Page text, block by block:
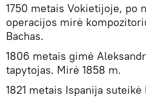
1750 metais Vokietijoje, po
operacijos mirė
Bachas.
1806 metais gimė
tapytojas. Mirė 1858 m.
1821 metais Ispanija